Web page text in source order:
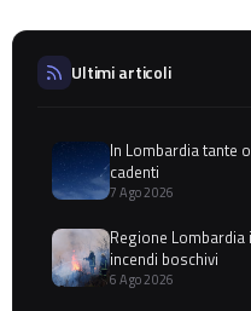
Ultimi articoli
In Lombardia tante
cadenti
7 Ago 2026
Regione
incendi boschivi
6 Ago 2026